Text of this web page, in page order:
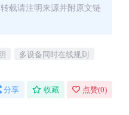
载请注明来源并附原文链
多设备同时在线规则
分享 收藏 点赞(0)